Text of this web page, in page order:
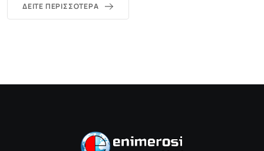
ΔΕΊΤΕ ΠΕΡΙΣΣΌΤΕΡΑ